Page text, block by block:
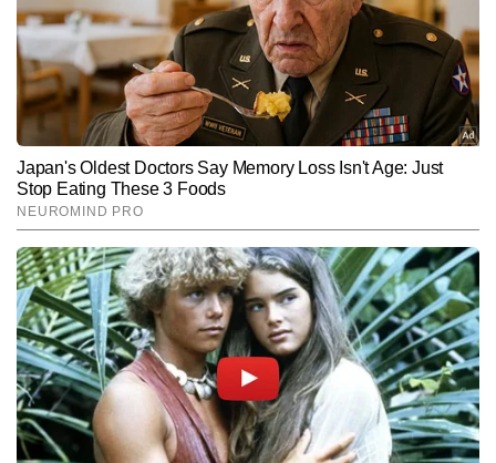
Hindi NewsCitiesAgra-News
वर्षा कुशवाहा AUTHOR
वर्षा कुशवाहा टाइम्स नाउ नवभारत डिजिटल की एजुकेशन डेस्क पर बतौर कॉपी
एडिटर कार्यरत हैं और पिछले 5 वर्षों से मीडिया में सक्रिय हैं। जर्नलिज़्म में पोस्ट
ग्रेजुएशन डिप्लोमा पूरा करने के बाद उन्होंने न्यूज रूम में तेजी, सटीकता और गहराई
के साथ काम करते हुए अपनी मजबूत संपादकीय पहचान बनाई है। वर्षा की
विशेषज्ञता हाइपर-लोकल खबरों, इवेंट कवरेज और स्टेट पॉलिटिक्स से जुड़ी रिपोर्टिंग
में भी है।  अब तक वर्षा कुशवाहा 8,000 से अधिक खबरें लिख चुकी हैं, जिनमें कई
अहम लोकल रिपोर्ट्स, एजुकेशन और करियर की खबरें तथा फीचर-आधारित
स्टोरीज शामिल हैं।
और पढ़ें
Follow Us: